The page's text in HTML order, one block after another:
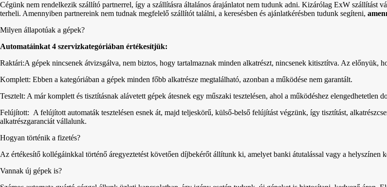
Cégünk nem rendelkezik szállító partnerrel, így a szállításra általános árajánlatot nem tudunk adni. Kizárólag ExW szállítást
terheli. Amennyiben partnereink nem tudnak megfelelő szállítót találni, a keresésben és ajánlatkérésben tudunk segíteni,
Milyen állapotúak a gépek?
Automatáinkat 4 szervizkategóriában értékesítjük:
Raktári:A gépek nincsenek átvizsgálva, nem biztos, hogy tartalmaznak minden alkatrészt, nincsenek kitisztítva. Az előnyük,
Komplett: Ebben a kategóriában a gépek minden főbb alkatrésze megtalálható, azonban a működése nem garantált.
Tesztelt: A már komplett és tisztításnak alávetett gépek átesnek egy műszaki tesztelésen, ahol a működéshez
Felújított: A felújított automaták tesztelésen esnek át, majd teljeskörű, külső-belső felújítást végzünk, így tisztítást,
alkatrészgaranciát vállalunk.
Hogyan történik a fizetés?
Az értékesítő kollégáinkkal történő áregyeztetést követően díjbekérőt állítunk ki, amelyet banki átutalással vagy a helyszínen
Vannak új gépek is?